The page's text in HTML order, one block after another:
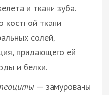
и ткани зуба.
костной ткани
солей,
придающего ей
и белки.
— замурованы